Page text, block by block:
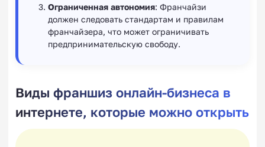
Ограниченная автономия: Франчайзи
должен следовать стандартам и правилам
франчайзера, что может ограничивать
предпринимательскую свободу.
Виды франшиз онлайн-бизнеса в
интернете, которые можно открыть